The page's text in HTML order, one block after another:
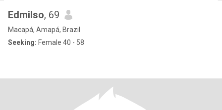
Edmilso, 69
Macapá, Amapá, Brazil
Seeking: Female 40 - 58